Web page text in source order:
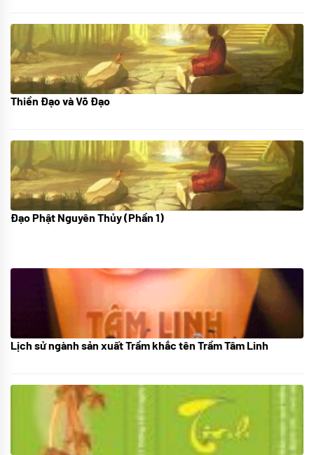
30/11/2022
Thiền Đạo và Võ Đạo
08/06/2022
Đạo Phật Nguyên Thủy (Phần 1)
21/10/2025
Lịch sử ngành sản xuất Trầm khắc tên Trầm Tâm Linh